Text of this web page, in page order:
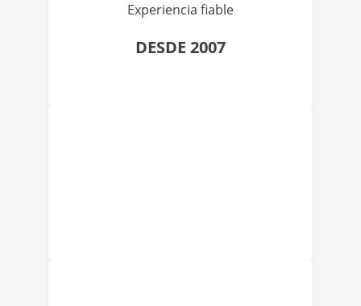
Experiencia fiable
DESDE 2007